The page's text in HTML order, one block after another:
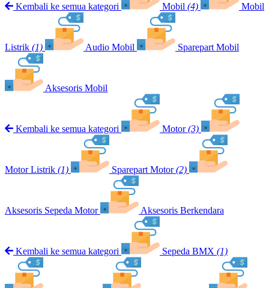
Kembali ke semua kategori Mobil (4) Mobil
Listrik (1) Audio Mobil Sparepart Mobil
Aksesoris Mobil
Kembali ke semua kategori Motor (3)
Motor Listrik (1) Sparepart Motor (2)
Aksesoris Sepeda Motor Aksesoris Berkendara
Kembali ke semua kategori Sepeda BMX (1)